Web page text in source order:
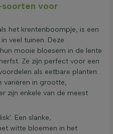
voor
het krentenboompje, is een
veel tuinen. Deze
mooie bloesem in de lente
Ze zijn perfect voor een
als eetbare planten.
variëren in grootte,
zijn enkele van de meest
Een slanke,
witte bloemen in het